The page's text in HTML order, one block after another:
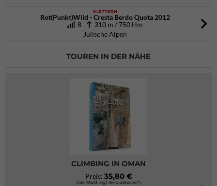
KLETTERN
Rot(Punkt)Wild - Cresta Berdo Quota 2012
8
310 m / 750 Hm
Julische Alpen
TOUREN IN DER NÄHE
CLIMBING IN OMAN
Preis: 35,80 €
(inkl. MwSt. zzgl. Versandkosten*)